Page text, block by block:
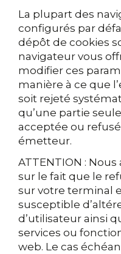
La plupart des
configurés par
dépôt de cookies
navigateur vous
modifier ces
manière à ce que
soit rejeté
qu’une partie
acceptée ou
émetteur.
ATTENTION :
sur le fait que le
sur votre terminal
susceptible
d’utilisateur ainsi
services ou
web. Le cas